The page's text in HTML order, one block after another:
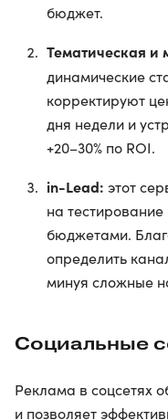
бюджет.
Тематическая
динамические
корректируют
дня недели и
+20–30% по ROI.
in-Lead: этот
на
бюджетами.
определить
минуя сложные
Социальные
Реклама в соцсетях
и позволяет